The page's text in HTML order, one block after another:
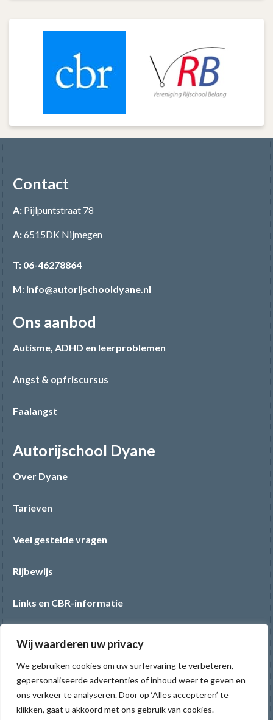
Wij waarderen uw privacy
We gebruiken cookies om uw surfervaring te verbeteren,
gepersonaliseerde advertenties of inhoud weer te geven en
ons verkeer te analyseren. Door op ‘Alles accepteren’ te
klikken, gaat u akkoord met ons gebruik van cookies.
Contact
A: Pijlpuntstraat 78
A:6515DK Nijmegen
T: 06-46278864
M: info@autorijschooldyane.nl
Ons aanbod
Autisme, ADHD en leerproblemen
Angst & opfriscursus
Faalangst
Autorijschool Dyane
Over Dyane
Tarieven
Veel gestelde vragen
Rijbewijs
Links en CBR-informatie
Praktijk